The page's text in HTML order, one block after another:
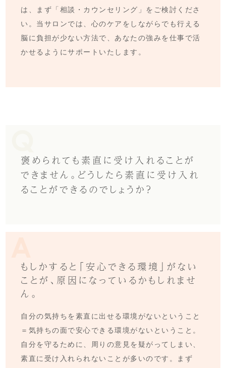
は、まず「相談・カウンセリング」をご検討くださ
い。当サロンでは、心のケアをしながらでも行える
脳に負担が少ない方法で、あなたの強みを仕事で活
かせるようにサポートいたします。
褒められても素直に受け入れることが
できません。どうしたら素直に受け入れ
ることができるのでしょうか？
もしかすると「安心できる環境」がない
ことが、原因になっているかもしれませ
ん。
自分の気持ちを素直に出せる環境がないということ
＝気持ちの面で安心できる環境がないということ。
自分を守るために、周りの意見を疑がってしまい、
素直に受け入れられないことが多いのです。まず